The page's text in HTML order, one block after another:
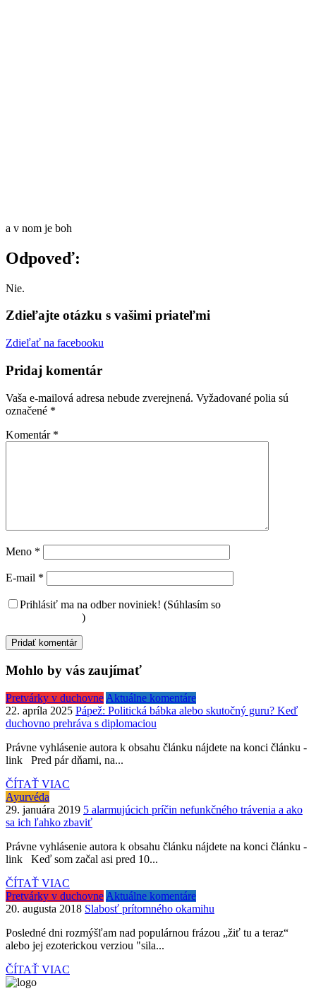
a v nom je boh
Odpoveď:
Nie.
Zdieľajte otázku s vašimi priateľmi
Zdieľať na facebooku
Pridaj komentár
Vaša e-mailová adresa nebude zverejnená. Vyžadované polia sú
označené *
Komentár *
Meno *
E-mail *
Prihlásiť ma na odber noviniek! (Súhlasím so
)
Mohlo by vás zaujímať
Pretvárky v duchovne Aktuálne komentáre
22. apríla 2025 Pápež: Politická bábka alebo skutočný guru? Keď
duchovno prehráva s diplomaciou
Právne vyhlásenie autora k obsahu článku nájdete na konci článku -
link Pred pár dňami, na...
ČÍTAŤ VIAC
Ayurvéda
29. januára 2019 5 alarmujúcich príčin nefunkčného trávenia a ako
sa ich ľahko zbaviť
Právne vyhlásenie autora k obsahu článku nájdete na konci článku -
link Keď som začal asi pred 10...
ČÍTAŤ VIAC
Pretvárky v duchovne Aktuálne komentáre
20. augusta 2018 Slabosť prítomného okamihu
Posledné dni rozmýšľam nad populárnou frázou „žiť tu a teraz“
alebo jej ezoterickou verziou "sila...
ČÍTAŤ VIAC